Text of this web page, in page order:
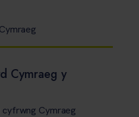
Cymraeg y
cyfrwng Cymraeg